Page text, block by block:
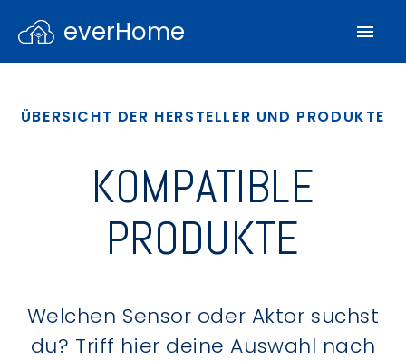
everHome
ÜBERSICHT DER HERSTELLER UND PRODUKTE
KOMPATIBLE
PRODUKTE
Welchen Sensor oder Aktor suchst
du? Triff hier deine Auswahl nach